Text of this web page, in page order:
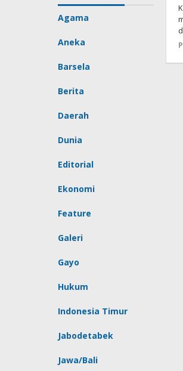
Agama
Aneka
Barsela
Berita
Daerah
Dunia
Editorial
Ekonomi
Feature
Galeri
Gayo
Hukum
Indonesia Timur
Jabodetabek
Jawa/Bali